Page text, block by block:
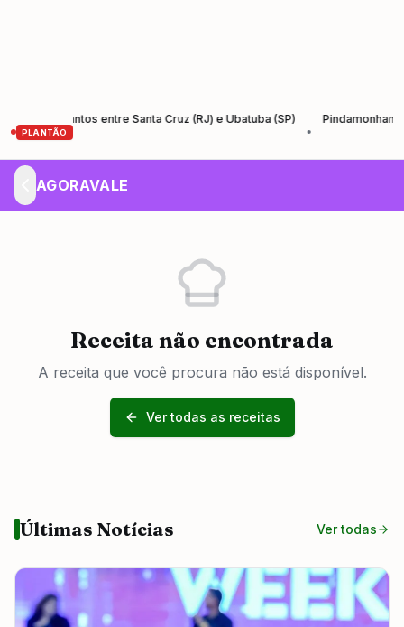
PLANTÃO
Santos entre Santa Cruz (RJ) e Ubatuba (SP)
Pindamonhangaba
AGORAVALE
Receita não encontrada
A receita que você procura não está disponível.
Ver todas as receitas
Últimas Notícias Ver todas